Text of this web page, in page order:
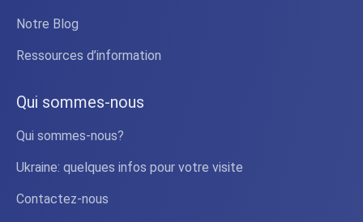
Notre Blog
Ressources d’information
Qui sommes-nous
Qui sommes-nous?
Ukraine: quelques infos pour votre visite
Contactez-nous